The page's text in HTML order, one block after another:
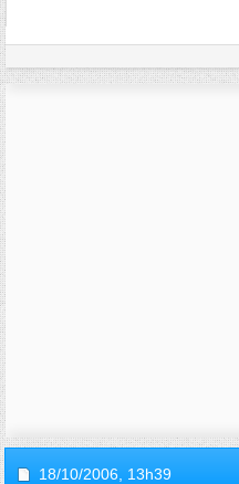
18/10/2006, 13h39